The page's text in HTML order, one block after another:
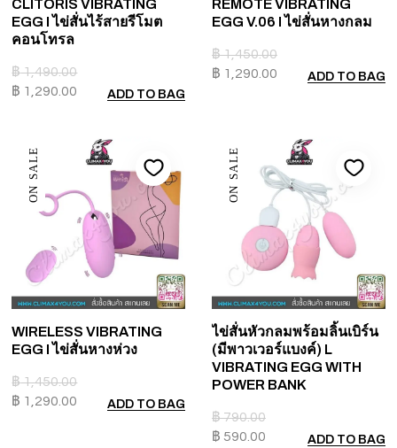
CLITORIS VIBRATING
EGG I ไข่สั่นไร้สายรีโมต
คอนโทรล
฿1,490.00
฿ 1,290.00 ADD TO BAG
REMOTE VIBRATING
EGG V.06 I ไข่สั่นหางกลม
฿1,450.00
฿ 1,290.00 ADD TO BAG
ON SALE
WIRELESS VIBRATING
EGG I ไข่สั่นหางห่วง
฿1,450.00
฿ 1,290.00 ADD TO BAG
ON SALE
ไข่สั่นหัวกลมพร้อมลิ้นเบิร์น
(มีพาวเวอร์แบงค์) L
VIBRATING EGG WITH
POWER BANK
฿790.00
฿ 590.00 ADD TO BAG